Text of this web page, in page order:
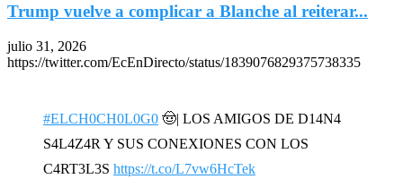
Trump vuelve a complicar a Blanche al reiterar...
julio 31, 2026
https://twitter.com/EcEnDirecto/status/1839076829375738335
#ELCH0CH0L0G0 🤠| LOS AMIGOS DE D14N4
S4L4Z4R Y SUS CONEXIONES CON LOS
C4RT3L3S https://t.co/L7vw6HcTek